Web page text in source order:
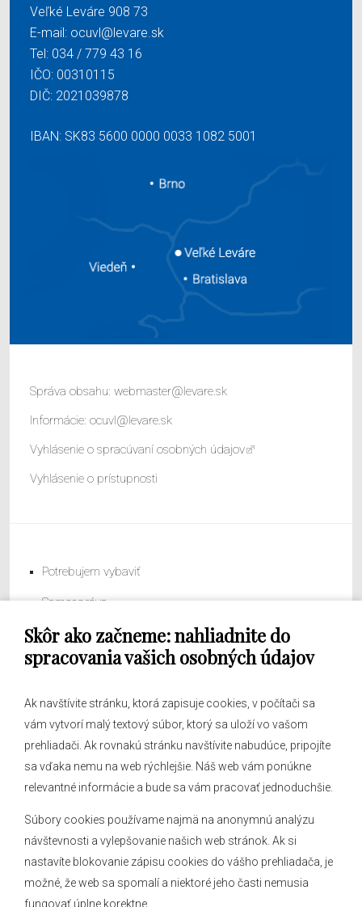
Skôr ako začneme: nahliadnite do
spracovania vašich osobných údajov
Ak navštívite stránku, ktorá zapisuje cookies, v počítači sa
vám vytvorí malý textový súbor, ktorý sa uloží vo vašom
prehliadači. Ak rovnakú stránku navštívite nabudúce, pripojíte
sa vďaka nemu na web rýchlejšie. Náš web vám ponúkne
relevantné informácie a bude sa vám pracovať jednoduchšie.
Súbory cookies používame najmä na anonymnú analýzu
návštevnosti a vylepšovanie našich web stránok. Ak si
nastavíte blokovanie zápisu cookies do vášho prehliadača, je
možné, že web sa spomalí a niektoré jeho časti nemusia
fungovať úplne korektne.
Veľké Leváre 908 73
E-mail: ocuvl@levare.sk
Tel: 034 / 779 43 16
IČO: 00310115
DIČ: 2021039878
IBAN: SK83 5600 0000 0033 1082 5001
Správa obsahu: webmaster@levare.sk
Informácie: ocuvl@levare.sk
Vyhlásenie o spracúvaní osobných údajov
Vyhlásenie o prístupnosti
Potrebujem vybaviť
Samospráva
Obecný úrad
O obci
Hlásenia obecného rozhlasu
Kontakt